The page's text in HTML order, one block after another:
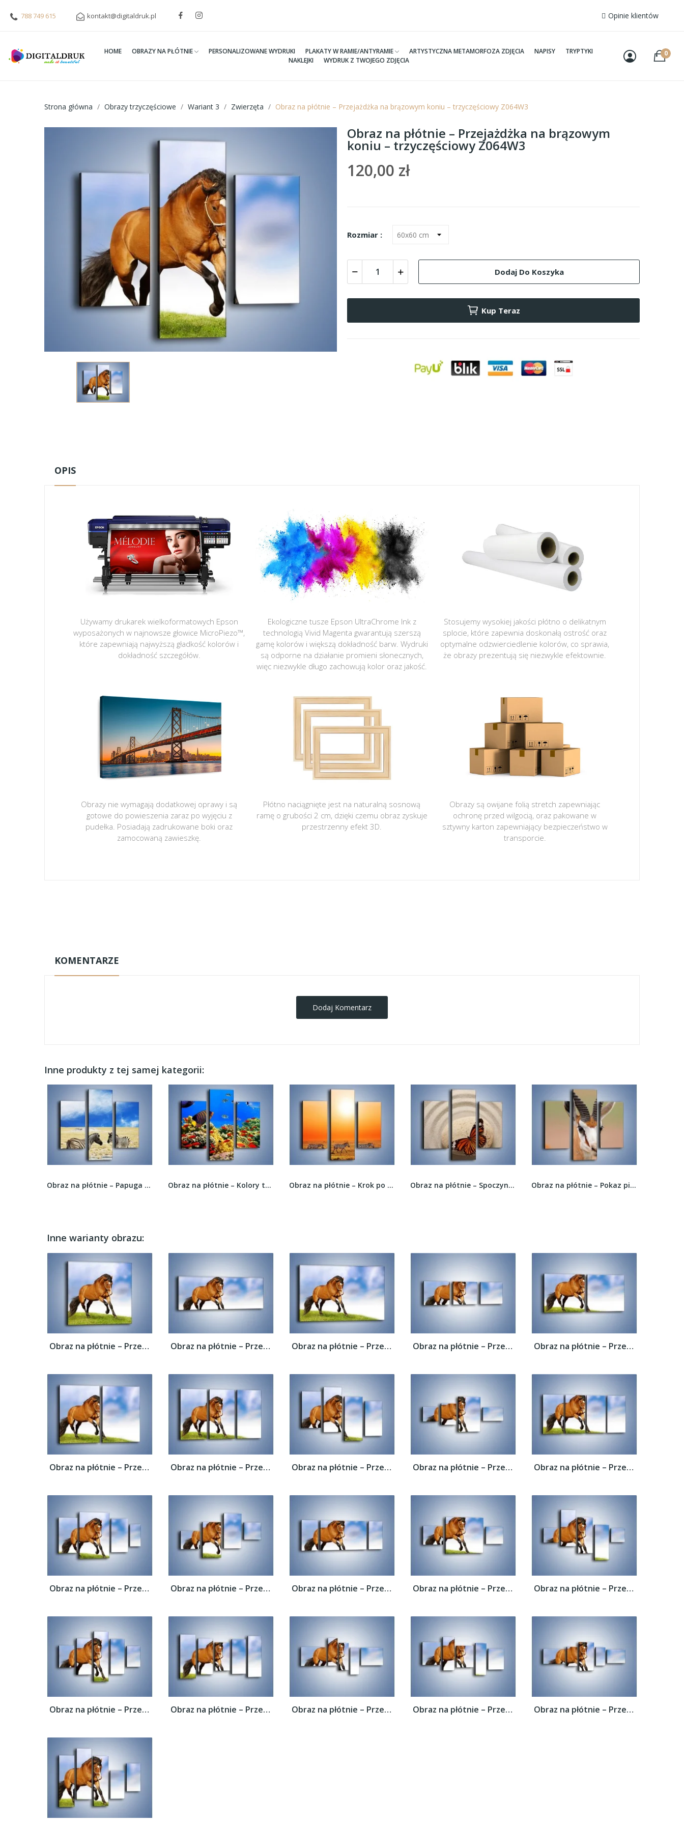
788 749 615 kontakt@digitaldruk.pl Opinie klientów
HOME OBRAZY NA PŁÓTNIE PERSONALIZOWANE WYDRUKI PLAKATY W RAMIE/ANTYRAMIE ARTYSTYCZNA METAMORFOZA ZDJĘCIA NAPISY
TRYPTYKI
NAKLEJKI
WYDRUK Z TWOJEGO ZDJĘCIA
0
Strona główna Obrazy trzyczęściowe Wariant 3 Zwierzęta Obraz na płótnie – Przejażdżka na brązowym koniu – trzyczęściowy Z064W3
Obraz na płótnie – Przejażdżka na brązowym
koniu – trzyczęściowy Z064W3
120,00 zł
Rozmiar :
Dodaj Do Koszyka
Kup Teraz
OPIS
Używamy drukarek wielkoformatowych Epson
wyposażonych w najnowsze głowice MicroPiezo™,
które zapewniają najwyższą gładkość kolorów i
dokładność szczegółów.
Ekologiczne tusze Epson UltraChrome Ink z
technologią Vivid Magenta gwarantują szerszą
gamę kolorów i większą dokładność barw. Wydruki
są odporne na działanie promieni słonecznych,
więc niezwykle długo zachowują kolor oraz jakość.
Stosujemy wysokiej jakości płótno o delikatnym
splocie, które zapewnia doskonałą ostrość oraz
optymalne odzwierciedlenie kolorów, co sprawia,
że obrazy prezentują się niezwykle efektownie.
Obrazy nie wymagają dodatkowej oprawy i są
gotowe do powieszenia zaraz po wyjęciu z
pudełka. Posiadają zadrukowane boki oraz
zamocowaną zawieszkę.
Płótno naciągnięte jest na naturalną sosnową
ramę o grubości 2 cm, dzięki czemu obraz zyskuje
przestrzenny efekt 3D.
Obrazy są owijane folią stretch zapewniając
ochronę przed wilgocią, oraz pakowane w
sztywny karton zapewniający bezpieczeństwo w
transporcie.
KOMENTARZE
Dodaj Komentarz
Inne produkty z tej samej kategorii:
Obraz na płótnie – Papuga z długim ogonem –... Obraz na płótnie – Kolory tęczy pod wodą –... Obraz na płótnie – Krok po kroku za zebrą –... Obraz na płótnie – Spoczynek motyla na kamieniu... Obraz na płótnie – Pokaz pięknych rogów –...
Inne warianty obrazu:
Obraz na płótnie – Przejażdżka na brązowym... Obraz na płótnie – Przejażdżka na brązowym... Obraz na płótnie – Przejażdżka na brązowym... Obraz na płótnie – Przejażdżka na brązowym... Obraz na płótnie – Przejażdżka na brązowym...
Obraz na płótnie – Przejażdżka na brązowym... Obraz na płótnie – Przejażdżka na brązowym... Obraz na płótnie – Przejażdżka na brązowym... Obraz na płótnie – Przejażdżka na brązowym... Obraz na płótnie – Przejażdżka na brązowym...
Obraz na płótnie – Przejażdżka na brązowym... Obraz na płótnie – Przejażdżka na brązowym... Obraz na płótnie – Przejażdżka na brązowym... Obraz na płótnie – Przejażdżka na brązowym... Obraz na płótnie – Przejażdżka na brązowym...
Obraz na płótnie – Przejażdżka na brązowym... Obraz na płótnie – Przejażdżka na brązowym... Obraz na płótnie – Przejażdżka na brązowym... Obraz na płótnie – Przejażdżka na brązowym... Obraz na płótnie – Przejażdżka na brązowym...